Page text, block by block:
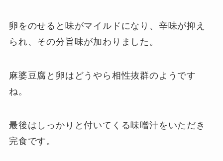
卵をのせると味がマイルドになり、辛味が抑え
られ、その分旨味が加わりました。
麻婆豆腐と卵はどうやら相性抜群のようです
ね。
最後はしっかりと付いてくる味噌汁をいただき
完食です。